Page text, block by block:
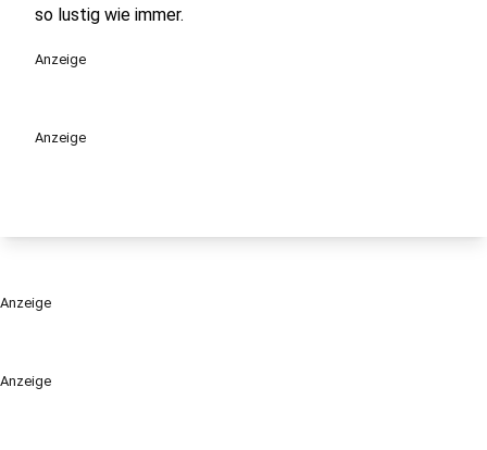
Anzeige
so lustig wie immer.
Anzeige
Anzeige
Anzeige